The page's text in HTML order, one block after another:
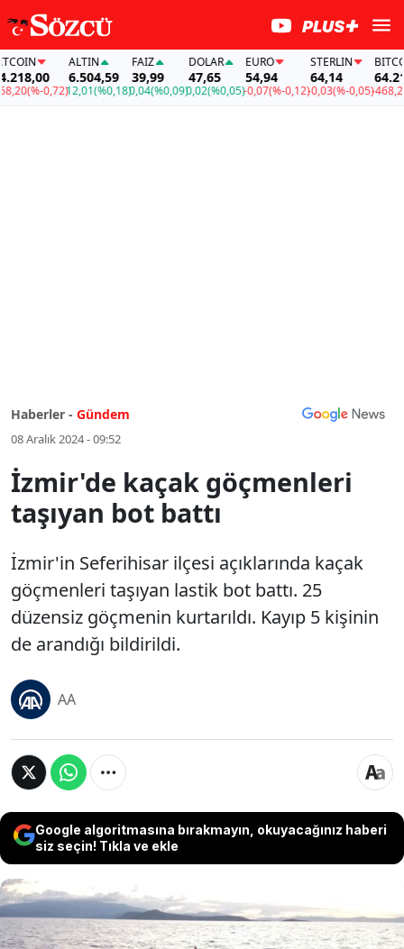
(%-0,72)
ALTIN
6.504,59
12,01(%0,18)
FAİZ
39,99
0,04(%0,09)
DOLAR
47,65
0,02(%0,05)
EURO
54,94
-0,07(%-0,12)
STERLIN
64,14
-0,03(%-0,05)-468,20
Haberler - Gündem
08 Aralık 2024 - 09:52
İzmir'de kaçak göçmenleri
taşıyan bot battı
İzmir'in Seferihisar ilçesi açıklarında kaçak
göçmenleri taşıyan lastik bot battı. 25
düzensiz göçmenin kurtarıldı. Kayıp 5 kişinin
de arandığı bildirildi.
AA
Google algoritmasına bırakmayın, okuyacağınız haberi
siz seçin! Tıkla ve ekle